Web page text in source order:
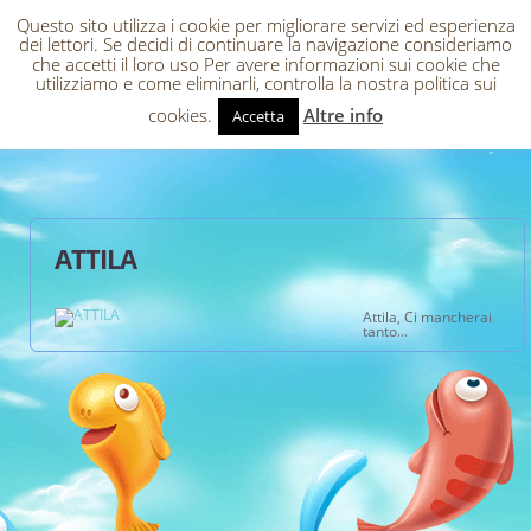
ATTILA
Attila, Ci mancherai
tanto…
Questo sito utilizza i cookie per migliorare servizi ed esperienza
dei lettori. Se decidi di continuare la navigazione consideriamo
che accetti il loro uso Per avere informazioni sui cookie che
utilizziamo e come eliminarli, controlla la nostra politica sui
cookies.
Accetta Altre info